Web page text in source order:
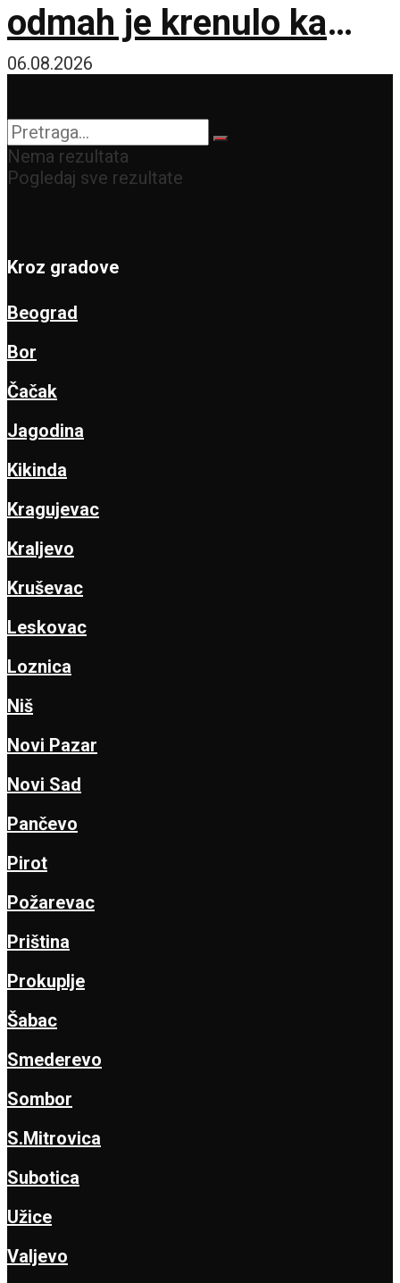
odmah je krenulo ka
prvom udahu
06.08.2026
Nema rezultata
Pogledaj sve rezultate
Kroz gradove
Beograd
Bor
Čačak
Jagodina
Kikinda
Kragujevac
Kraljevo
Kruševac
Leskovac
Loznica
Niš
Novi Pazar
Novi Sad
Pančevo
Pirot
Požarevac
Priština
Prokuplje
Šabac
Smederevo
Sombor
S.Mitrovica
Subotica
Užice
Valjevo